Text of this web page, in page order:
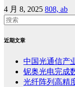
4 月 8, 2025 808, ab
近期文章
中国光通信产
铌奥光电完成
光纤阵列高精